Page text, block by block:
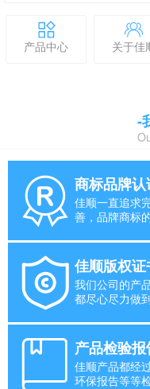
产品中心 关于佳
-
商标品牌认
佳顺一直追求
善，品牌商标
佳顺版权证
我们公司的产
都尽心尽力做
产品检验报
佳顺产品都经
环保报告等等